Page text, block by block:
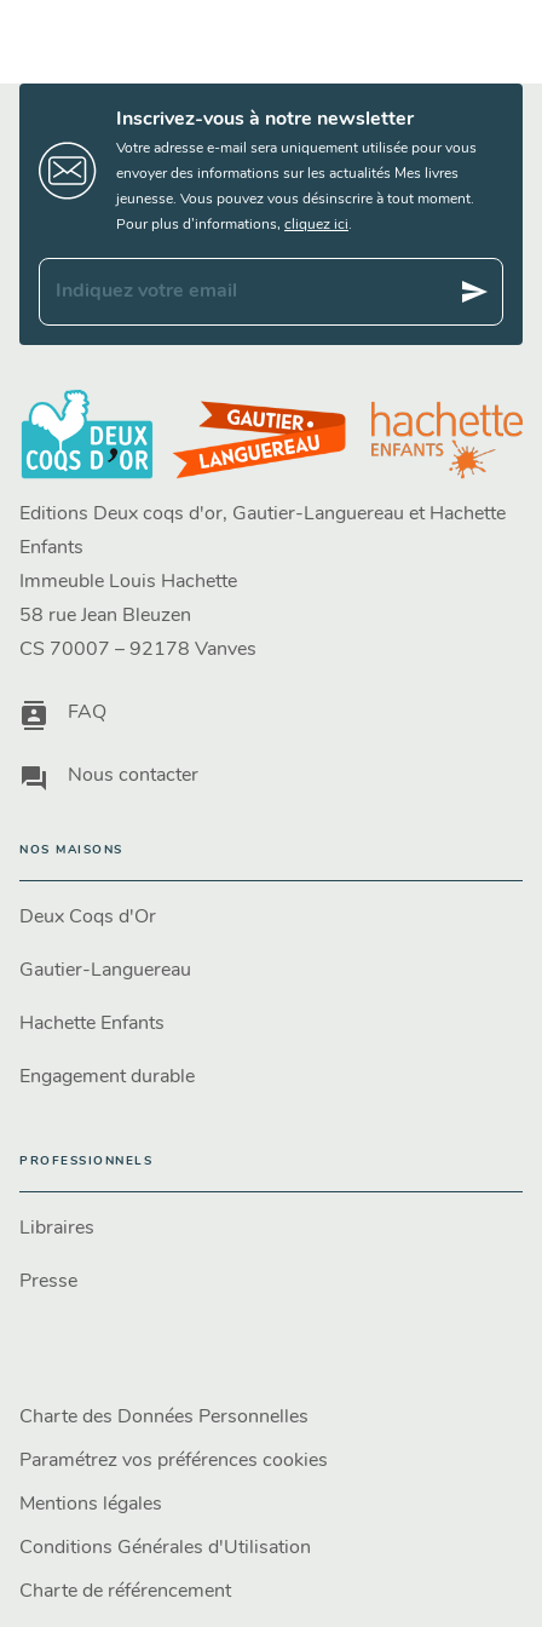
Inscrivez-vous à notre newsletter
Votre adresse e-mail sera uniquement utilisée pour vous
envoyer des informations sur les actualités Mes livres
jeunesse. Vous pouvez vous désinscrire à tout moment.
Pour plus d’informations, cliquez ici.
Indiquez votre email send
Editions Deux coqs d'or, Gautier-Languereau et Hachette
Enfants
Immeuble Louis Hachette
58 rue Jean Bleuzen
CS 70007 – 92178 Vanves
contacts FAQ
question_answer Nous contacter
NOS MAISONS
Deux Coqs d'Or
Gautier-Languereau
Hachette Enfants
Engagement durable
PROFESSIONNELS
Libraires
Presse
Charte des Données Personnelles
Paramétrez vos préférences cookies
Mentions légales
Conditions Générales d'Utilisation
Charte de référencement